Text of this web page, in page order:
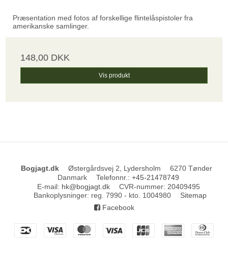
Præsentation med fotos af forskellige flintelåspistoler fra
amerikanske samlinger.
148,00 DKK
Vis produkt
Bogjagt.dk Østergårdsvej 2, Lydersholm
6270 Tønder
Danmark
Telefonnr. : +45-21478749
E-mail: hk@bogjagt.dk CVR-nummer: 20409495
Bankoplysninger: reg. 7990 - kto. 1004980
Sitemap
Facebook